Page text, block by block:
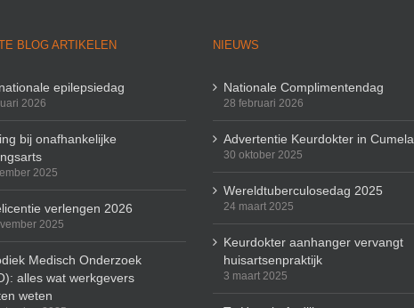
BLOG ARTIKELEN
epilepsiedag
2026
bij onafhankelijke
2025
verlengen 2026
2025
Medisch Onderzoek
alles wat werkgevers
weten
NIEUWS
Nationale Complimentendag
28 februari 2026
Advertentie Keurdokter in Cumela
30 oktober 2025
Wereldtuberculosedag 2025
24 maart 2025
Keurdokter aanhanger vervangt
huisartsenpraktijk
3 maart 2025